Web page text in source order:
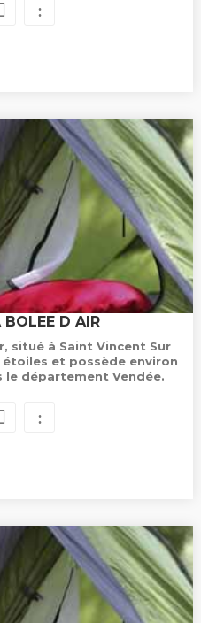
D AIR
situé à Saint Vincent Sur
et possède environ
le département Vendée.